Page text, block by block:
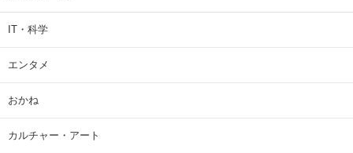
IT・科学
エンタメ
おかね
カルチャー・アート